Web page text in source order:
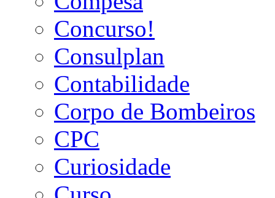
Concurso!
Consulplan
Contabilidade
Corpo de Bombeiros
CPC
Curiosidade